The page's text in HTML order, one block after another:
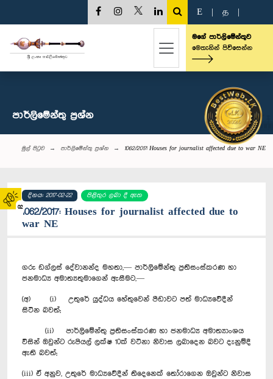
02
E த
මගේ පාර්ලිමේන්තුව
මෙතැනින් පිවිසෙන්න
පාර්ලි‌මේන්තු‌ ප්‍රශ්න
මුල් පිටුව පාර්ලි‌මේන්තු‌ ප්‍රශ්න 1062/2017: Houses for journalist affected due to war NE
දිනය: 2017-02-22 පිළිතුර ලබා දී ඇත
1062/2017: Houses for journalist affected due to
war NE
ගරු ඩග්ලස් දේවානන්ද මහතා,— පාර්ලිමේන්තු ප්‍රතිසංස්කරණ හා
ජනමාධ්‍ය අමාත්‍යතුමාගෙන් ඇසීමට,—
(අ) (i) උතුරේ යුද්ධය හේතුවෙන් පීඩාවට පත් මාධ්‍යවේදීන්
සිටින බවත්;
(ii) පාර්ලිමේන්තු ප්‍රතිසංස්කරණ හා ජනමාධ්‍ය අමාත්‍යාංශය
විසින් ඔවුන්ට රුපියල් ලක්ෂ 10ක් වටිනා නිවාස ලබාදෙන බවට දැනුම්දී
ඇති බවත්;
(iii) ඒ අනුව, උතුරේ මාධ්‍යවේදීන් තිදෙනෙක් තෝරාගෙන ඔවුන්ට නිවාස